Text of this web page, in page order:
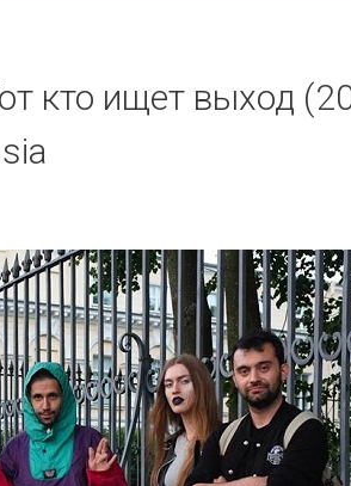
кто ищет выход